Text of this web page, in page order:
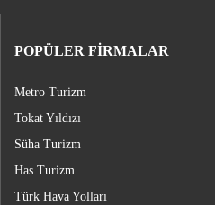
POPÜLER FİRMALAR
Metro Turizm
Tokat Yıldızı
Süha Turizm
Has Turizm
Türk Hava Yolları